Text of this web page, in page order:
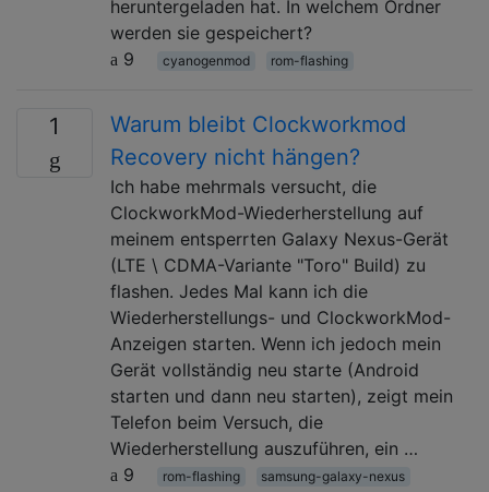
heruntergeladen hat. In welchem ​​Ordner
werden sie gespeichert?
9
cyanogenmod rom-flashing
1
Warum bleibt Clockworkmod
Recovery nicht hängen?
Ich habe mehrmals versucht, die
ClockworkMod-Wiederherstellung auf
meinem entsperrten Galaxy Nexus-Gerät
(LTE \ CDMA-Variante "Toro" Build) zu
flashen. Jedes Mal kann ich die
Wiederherstellungs- und ClockworkMod-
Anzeigen starten. Wenn ich jedoch mein
Gerät vollständig neu starte (Android
starten und dann neu starten), zeigt mein
Telefon beim Versuch, die
Wiederherstellung auszuführen, ein …
9
rom-flashing samsung-galaxy-nexus